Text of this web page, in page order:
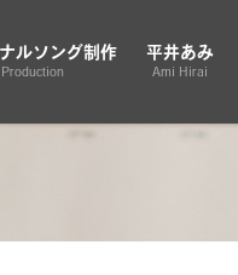
ルソング制作
Production
平井あみ
Ami Hirai